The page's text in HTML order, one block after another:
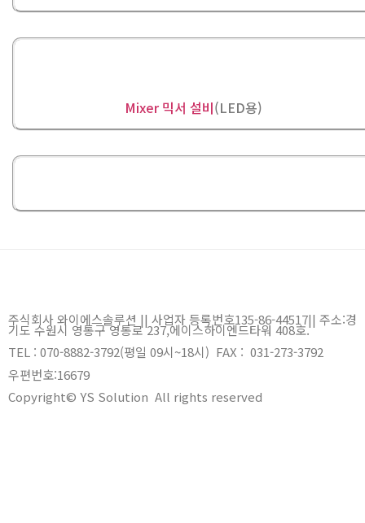
Mixer 믹서 설비(LED용)
주식회사 와이에스솔루션 || 사업자 등록번호135-86-44517|| 주소:경
기도 수원시 영통구 영통로 237,에이스하이엔드타워 408호.
TEL : 070-8882-3792(평일 09시~18시) FAX : 031-273-3792
우편번호:16679
Copyright© YS Solution All rights reserved